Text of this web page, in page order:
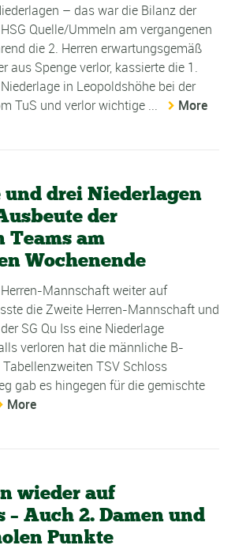
– das war die Bilanz der
Quelle/Ummeln am vergangenen
die 2. Herren erwartungsgemäß
aus Spenge verlor, kassierte die 1.
in Leopoldshöhe bei der
TuS und verlor wichtige ...
More
und drei Niederlagen
der
Teams am
Wochenende
Mannschaft weiter auf
die Zweite Herren-Mannschaft und
SG Qu Iss eine Niederlage
verloren hat die männliche B-
TSV Schloss
gab es hingegen für die gemischte
More
wieder auf
Auch 2. Damen und
Punkte